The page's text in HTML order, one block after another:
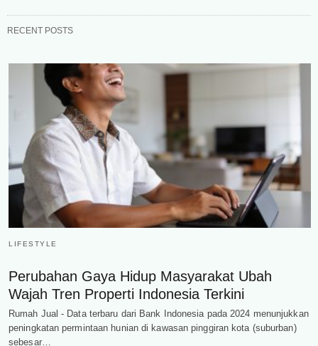
RECENT POSTS
LIFESTYLE
Perubahan Gaya Hidup Masyarakat Ubah
Wajah Tren Properti Indonesia Terkini
Rumah Jual - Data terbaru dari Bank Indonesia pada 2024 menunjukkan
peningkatan permintaan hunian di kawasan pinggiran kota (suburban)
sebesar…